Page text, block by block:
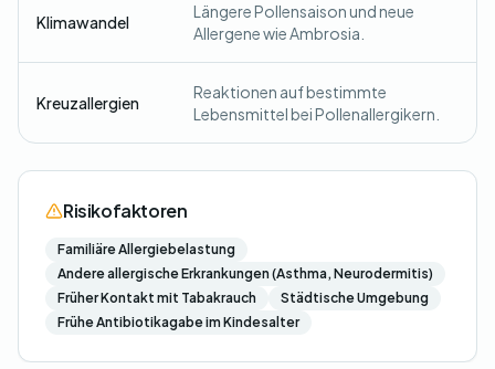
Klimawandel
Längere Pollensaison und neue
Allergene wie Ambrosia.
Kreuzallergien
Reaktionen auf bestimmte
Lebensmittel bei Pollenallergikern.
Risikofaktoren
Familiäre Allergiebelastung
Andere allergische Erkrankungen (Asthma, Neurodermitis)
Früher Kontakt mit Tabakrauch
Städtische Umgebung
Frühe Antibiotikagabe im Kindesalter